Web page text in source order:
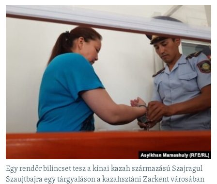
Egy rendőr bilincset tesz a kínai kazah származású Szajragul
Szaujtbajra egy tárgyaláson a kazahsztáni Zarkent városában